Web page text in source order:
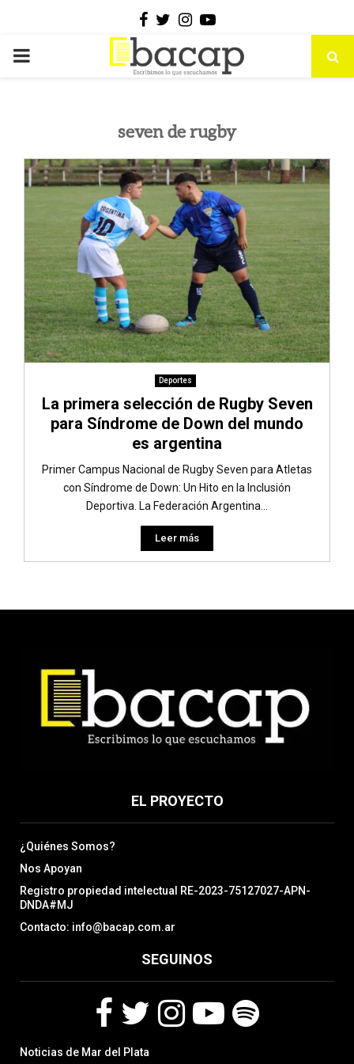
Facebook
Twitter
Instagram
Youtube
PRIMARY
seven de rugby
Deportes
La primera selección de Rugby Seven
para Síndrome de Down del mundo
es argentina
Primer Campus Nacional de Rugby Seven para Atletas
con Síndrome de Down: Un Hito en la Inclusión
Deportiva. La Federación Argentina...
Leer más
EL PROYECTO
¿Quiénes Somos?
Nos Apoyan
Registro propiedad intelectual RE-2023-75127027-APN-
DNDA#MJ
Contacto: info@bacap.com.ar
SEGUINOS
a
w
Noticias de Mar del Plata